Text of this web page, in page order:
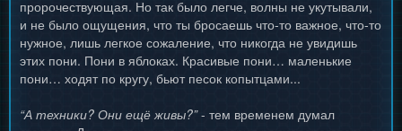
пророчествующая. Но так было легче, волны не укутывали,
и не было ощущения, что ты бросаешь что-то важное, что-то
нужное, лишь легкое сожаление, что никогда не увидишь
этих пони. Пони в яблоках. Красивые пони… маленькие
пони… ходят по кругу, бьют песок копытцами...
“А техники? Они ещё живы?”- тем временем думал